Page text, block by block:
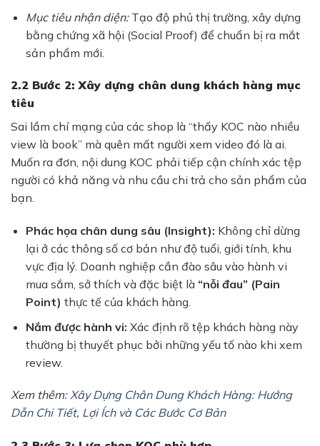
Mục tiêu nhận diện:Tạo độ phủ thị trường, xây dựng
bằng chứng xã hội (Social Proof) để chuẩn bị ra mắt
sản phẩm mới.
2.2 Bước 2: Xây dựng chân dung khách hàng mục
tiêu
Sai lầm chí mạng của các shop là “thấy KOC nào nhiều
view là book” mà quên mất người xem video đó là ai.
Muốn ra đơn, nội dung KOC phải tiếp cận chính xác tệp
người có khả năng và nhu cầu chi trả cho sản phẩm của
bạn.
Phác họa chân dung sâu (Insight): Không chỉ dừng
lại ở các thông số cơ bản như độ tuổi, giới tính, khu
vực địa lý. Doanh nghiệp cần đào sâu vào hành vi
mua sắm, sở thích và đặc biệt là “nỗi đau” (Pain
Point) thực tế của khách hàng.
Nắm được hành vi: Xác định rõ tệp khách hàng này
thường bị thuyết phục bởi những yếu tố nào khi xem
review.
Xem thêm:Xây Dựng Chân Dung Khách Hàng: Hướng
Dẫn Chi Tiết, Lợi Ích và Các Bước Cơ Bản